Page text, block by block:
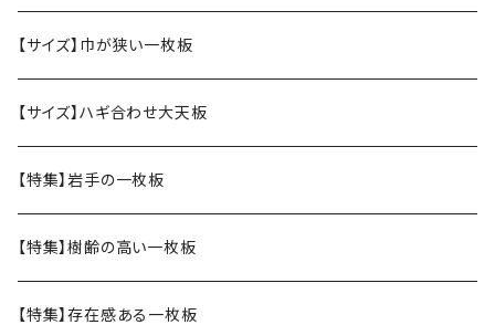
【サイズ】巾が狭い一枚板
【サイズ】ハギ合わせ大天板
【特集】岩手の一枚板
【特集】樹齢の高い一枚板
【特集】存在感ある一枚板